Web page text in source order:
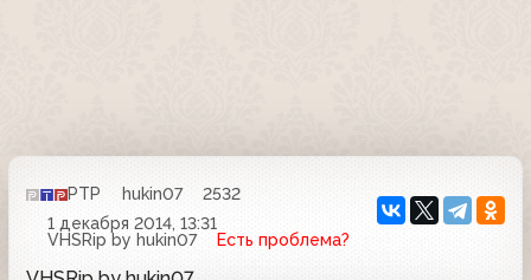
РТР hukin07
2532
1 декабря 2014, 13:31
VHSRip by hukin07
Есть проблема?